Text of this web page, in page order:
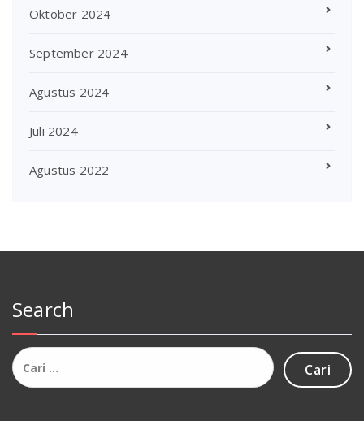
Oktober 2024
September 2024
Agustus 2024
Juli 2024
Agustus 2022
Search
Cari
untuk: